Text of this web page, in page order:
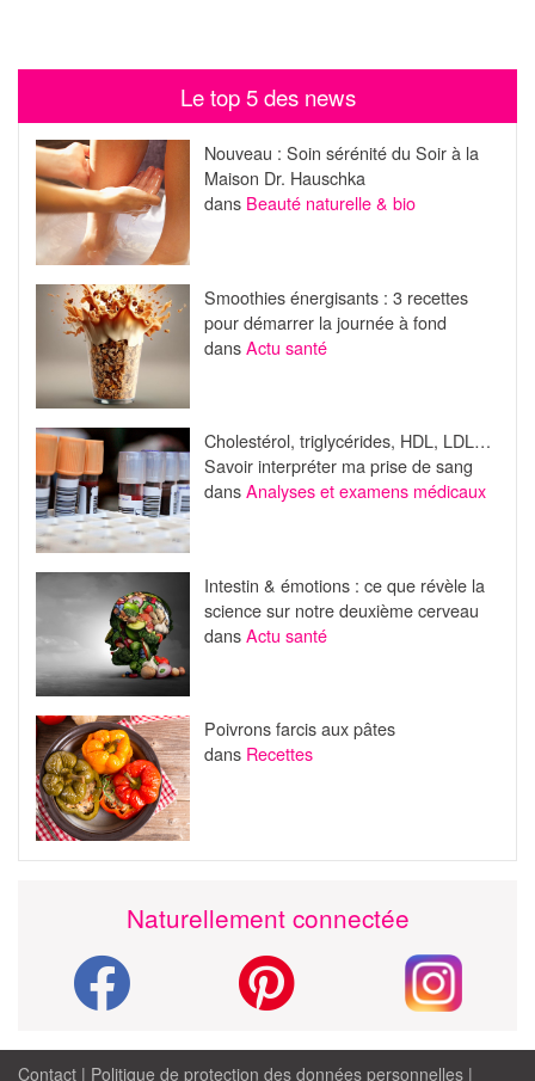
Le top 5 des news
Nouveau : Soin sérénité du Soir à la
Maison Dr. Hauschka
dans Beauté naturelle & bio
Smoothies énergisants : 3 recettes
pour démarrer la journée à fond
dansActu santé
Cholestérol, triglycérides, HDL, LDL…
Savoir interpréter ma prise de sang
dansAnalyses et examens médicaux
Intestin & émotions : ce que révèle la
science sur notre deuxième cerveau
dansActu santé
Poivrons farcis aux pâtes
dans Recettes
Naturellement connectée
Contact | Politique de protection des données personnelles |